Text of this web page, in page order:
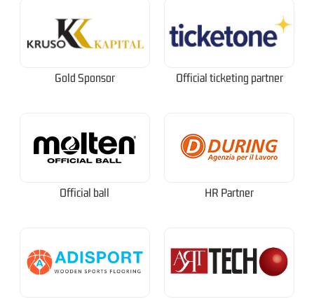
Gold Sponsor Official ticketing partner
Official ball HR Partner